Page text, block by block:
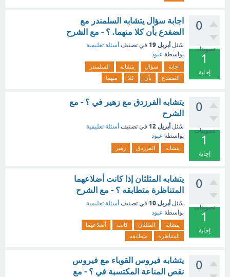
0
تصويتات
1
إجابة
اجابة سؤال يتشابه السلمندر مع
الضفدع بأن كلا منهما. ؟ - مع الشرح
سُئل أبريل 19 في تصنيف أسئلة تعليمية
بواسطة عبود
اجابة سؤال يتشابه
السلمندر
الضفدع
بأن كلا منهما
0
تصويتات
1
إجابة
يتشابه الفرزدق مع زهير في ؟ - مع
الشرح
سُئل أبريل 12 في تصنيف أسئلة تعليمية
بواسطة عبود
يتشابه الفرزدق زهير
0
تصويتات
1
إجابة
يتشابه المثلثان إذا كانت أضلاعهما
المتناظرة متطابقه ؟ - مع الشرح
سُئل أبريل 10 في تصنيف أسئلة تعليمية
بواسطة عبود
يتشابه المثلثان كانت
أضلاعهما
المتناظرة
متطابقه
0
يتشابه فيروس القوباء مع فيروس
نقص المناعة المكتسبة في ؟ - مع